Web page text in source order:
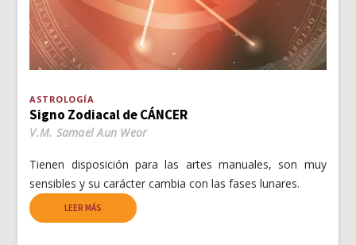
ASTROLOGÍA
Signo Zodiacal de CÁNCER
V.M. Samael Aun Weor
Tienen disposición para las artes manuales, son muy
sensibles y su carácter cambia con las fases lunares.
LEER MÁS